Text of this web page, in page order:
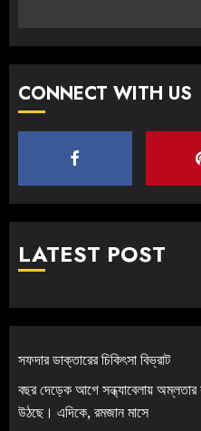
CONNECT WITH US
LATEST POST
সফদার ডাক্তারের চিকিৎসা বিভ্রাট
বছর দেড়েক আগে সন্ধ্যাবেলায়
উঠছে। এদিকে, রমজান মাসে